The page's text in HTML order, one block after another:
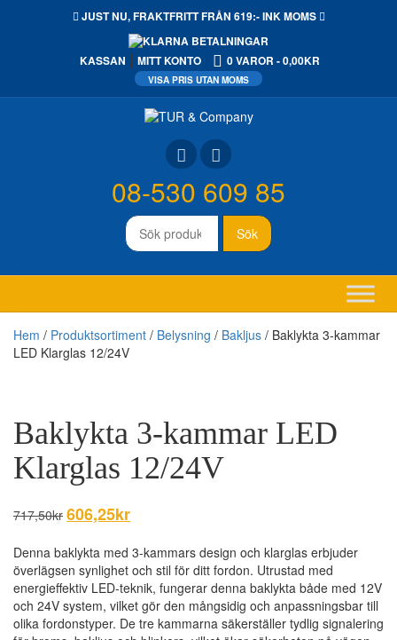
JUST NU,FRAKTFRITTFRÅN 619:- INK MOMS
KASSAN MITT KONTO 0 VAROR 0,00KR
Sök
efter:
Sök
08-530 609 85
Hem / Produktsortiment / Belysning / Bakljus / Baklykta 3-kammar
LED Klarglas 12/24V
Baklykta 3-kammar LED
Klarglas 12/24V
717,50kr Det
priset
var:
717,50kr.
606,25krDet
priset
är:
606,25kr.
Denna baklykta med 3-kammars design och klarglas erbjuder
överlägsen synlighet och stil för ditt fordon. Utrustad med
energieffektiv LED-teknik, fungerar denna baklykta både med 12V
och 24V system, vilket gör den mångsidig och anpassningsbar till
olika fordonstyper. De tre kammarna säkerställer tydlig signalering